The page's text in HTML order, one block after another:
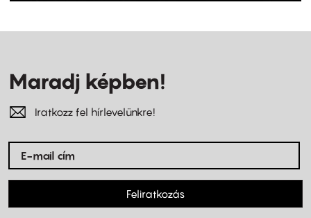
Maradj képben!
Iratkozz fel hírlevelünkre!
Feliratkozás